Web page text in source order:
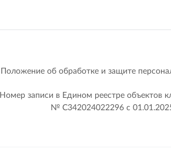
Положение об обработке и защите
Номер записи в Едином реестре объектов
№ С342024022296 c